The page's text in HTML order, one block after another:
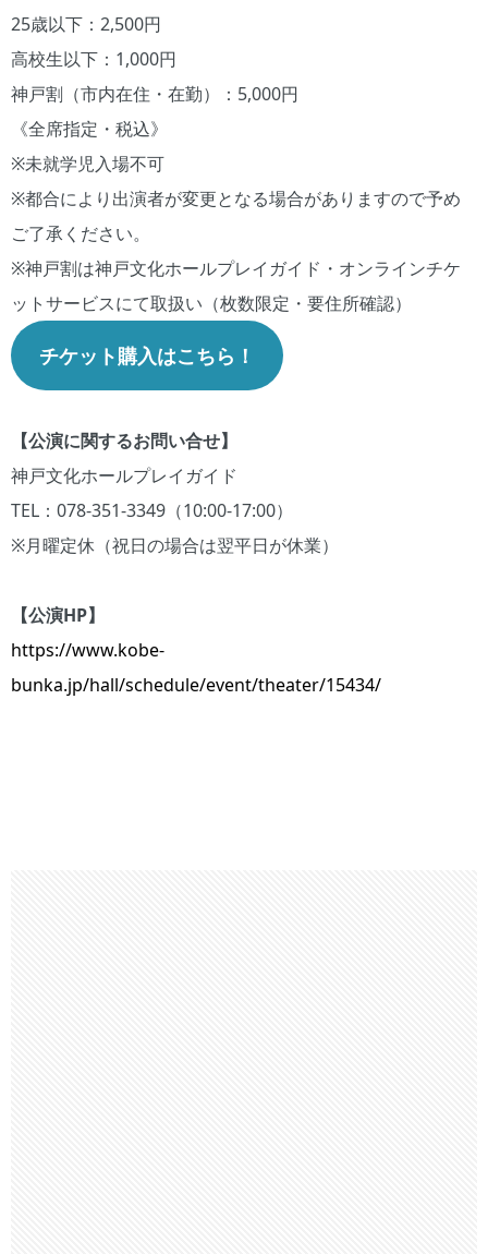
25歳以下：2,500円
高校生以下：1,000円
神戸割（市内在住・在勤）：5,000円
《全席指定・税込》
※未就学児入場不可
※都合により出演者が変更となる場合がありますので予め
ご了承ください。
※神戸割は神戸文化ホールプレイガイド・オンラインチケ
ットサービスにて取扱い（枚数限定・要住所確認）
チケット購入はこちら！
【公演に関するお問い合せ】
神戸文化ホールプレイガイド
TEL：078-351-3349（10:00-17:00）
※月曜定休（祝日の場合は翌平日が休業）
【公演HP】
https://www.kobe-
bunka.jp/hall/schedule/event/theater/15434/